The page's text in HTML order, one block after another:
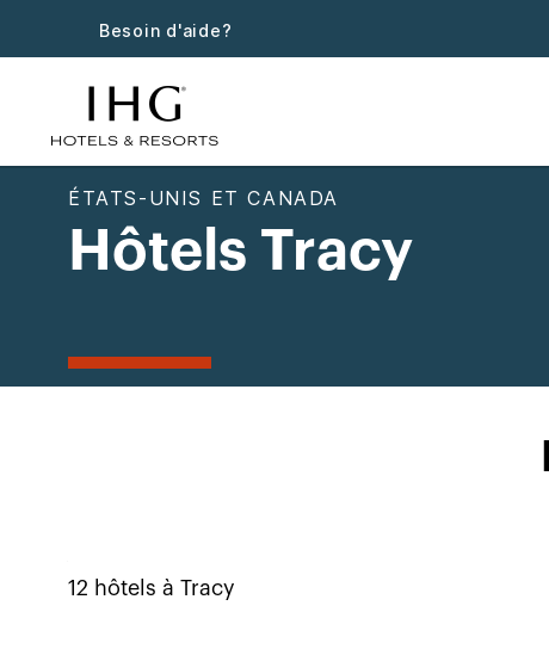
Besoin d'aide?
ÉTATS-UNIS ET CANADA
Hôtels Tracy
12 hôtels à Tracy